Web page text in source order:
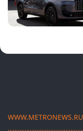
WWW.METRONEWS.RU